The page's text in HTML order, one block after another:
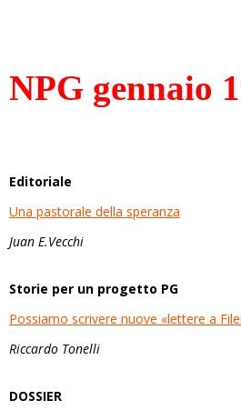
NPG gennaio
Editoriale
Una pastorale della speranza
Juan E.Vecchi
Storie per un progetto PG
Possiamo scrivere nuove «lettere a
Riccardo Tonelli
DOSSIER